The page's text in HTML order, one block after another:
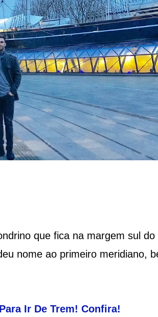
que fica na margem sul
nome ao primeiro meridiano,
Ir De Trem! Confira!